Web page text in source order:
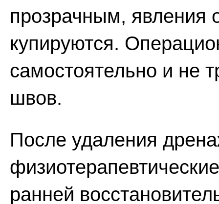
прозрачным, явления
купируются.
самостоятельно и не
швов.
После удаления
ранней